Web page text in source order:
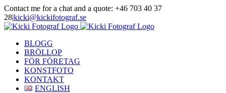
Skip
to
content
Contact me for a chat and a quote: +46 703 40 37
28|kicki@kickifotograf.se
Instagram
Facebook
BLOGG
BRÖLLOP
FÖR FÖRETAG
KONSTFOTO
KONTAKT
ENGLISH